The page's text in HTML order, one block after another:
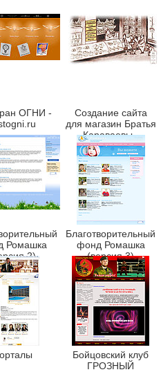
ОГНИ -
Создание сайта
для магазин Братья
Караваевы -
karavaevi.ru
Ромашка
2)
Благотворительный
фонд Ромашка
(версия 3)
Бойцовский клуб
ГРОЗНЫЙ